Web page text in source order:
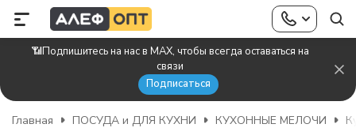
📶Подпишитесь на нас в MAX, чтобы всегда оставаться на
связи
Подписаться
Главная ПОСУДА и ДЛЯ КУХНИ КУХОННЫЕ МЕЛОЧИ